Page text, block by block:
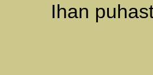
Ihan